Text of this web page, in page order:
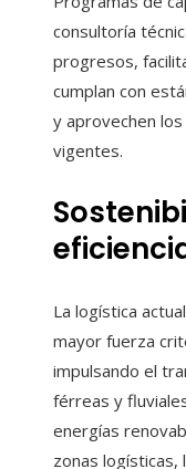
consultoría
progresos,
cumplan con
y aprovechen
vigentes.
La logística
mayor fuerza
impulsando el
férreas y
energías
zonas logísticas,